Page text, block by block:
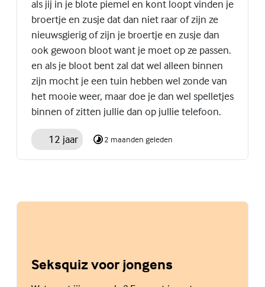
als jij in je blote piemel en kont loopt vinden je
broertje en zusje dat dan niet raar of zijn ze
nieuwsgierig of zijn je broertje en zusje dan
ook gewoon bloot want je moet op ze passen.
en als je bloot bent zal dat wel alleen binnen
zijn mocht je een tuin hebben wel zonde van
het mooie weer, maar doe je dan wel spelletjes
binnen of zitten jullie dan op jullie telefoon.
12 jaar 2 maanden geleden
Seksquiz voor jongens